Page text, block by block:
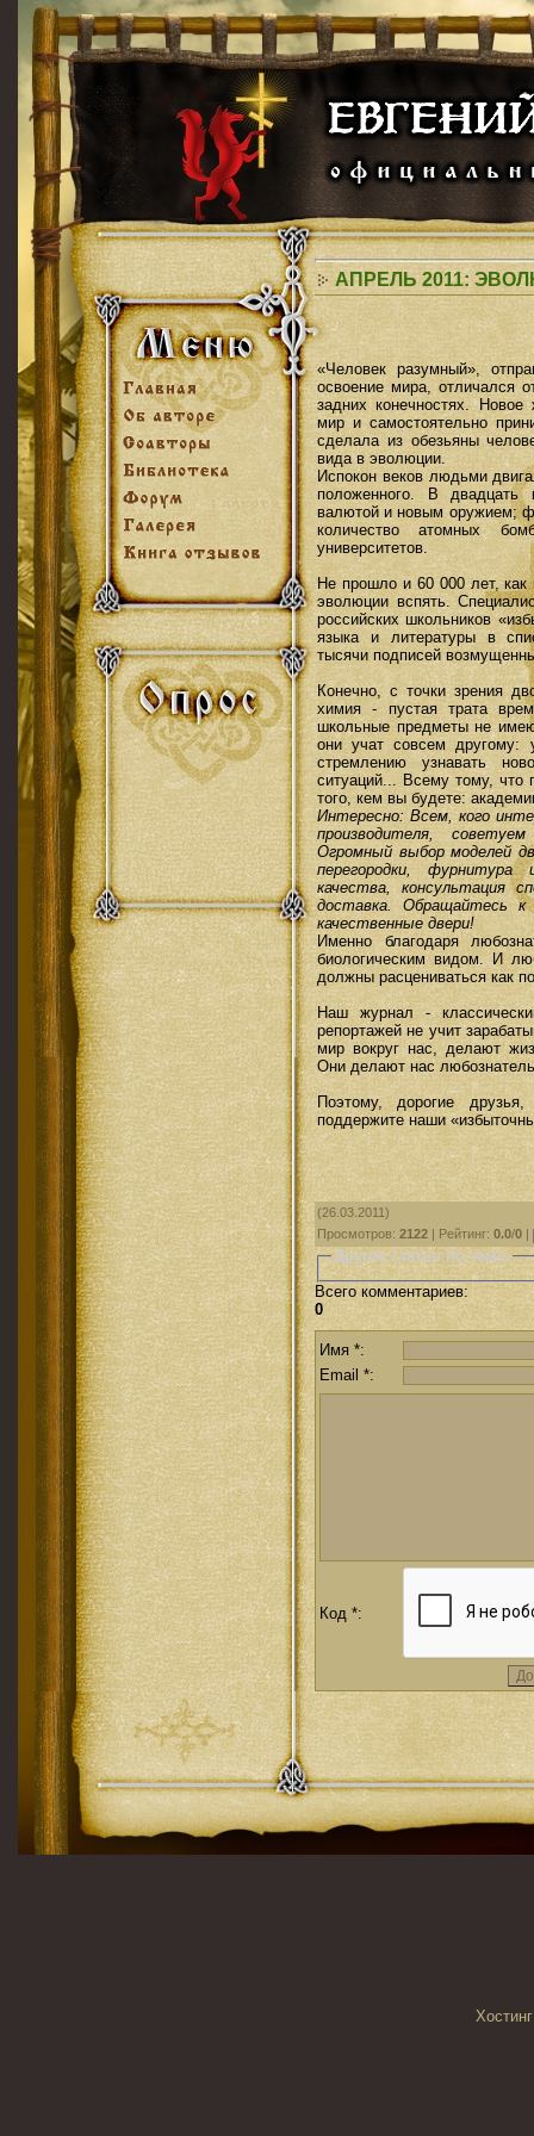
АПРЕЛЬ 2011:
«Человек разумный»,
освоение мира, отличался
задних конечностях.
мир и самостоятельно
сделала из обезьяны
вида в эволюции.
Испокон веков людьми
положенного. В двадцать
валютой и новым оружием;
количество атомных
университетов.
Не прошло и 60 000 лет,
эволюции вспять.
российских школьников
языка и литературы в
тысячи подписей
Конечно, с точки зрения
химия - пустая трата
школьные предметы не
они учат совсем другому:
стремлению узнавать
ситуаций... Всему тому, что
того, кем вы будете:
Интересно: Всем, кого
производителя,
Огромный выбор моделей
перегородки,
качества, консультация
доставка. Обращайтесь
качественные двери!
Именно благодаря
биологическим видом. И
должны расцениваться как
Наш журнал -
репортажей не учит
мир вокруг нас, делают
Они делают нас
Поэтому, дорогие
поддержите наши
(26.03.2011)
Просмотров: 2122 Рейтинг: 0.0/0
Другие статьи по теме:
Всего комментариев:
0
Имя *:
Email *:
Код *: